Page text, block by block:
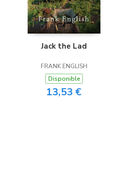
Jack the Lad
FRANK ENGLISH
Disponible
13,53 €